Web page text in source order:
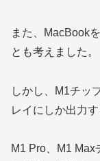
また、MacBook
とも考えました。
しかし、M1チッ
レイにしか出力
M1 Pro、M1